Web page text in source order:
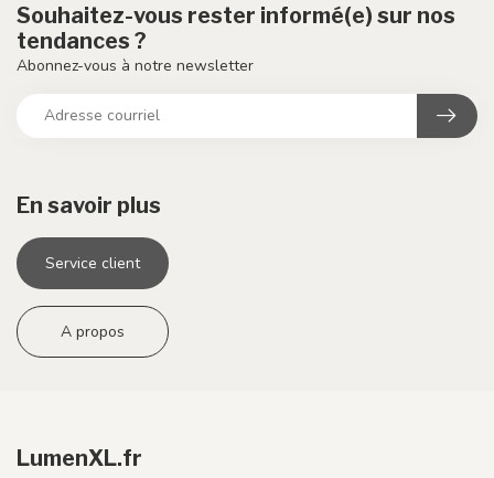
En savoir plus
Service client
A propos
Souhaitez-vous rester informé(e) sur nos
tendances ?
Abonnez-vous à notre newsletter
LumenXL.fr